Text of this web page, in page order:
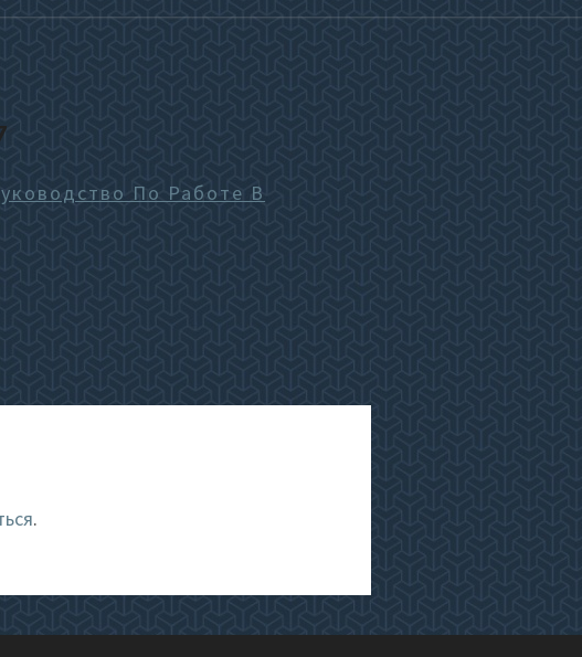
По Работе В
.